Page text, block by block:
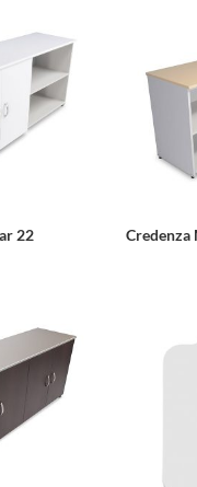
22 Credenza